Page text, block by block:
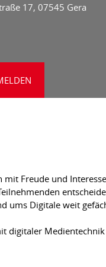
17, 07545 Gera
mit Freude und
ums Digitale weit
digitaler